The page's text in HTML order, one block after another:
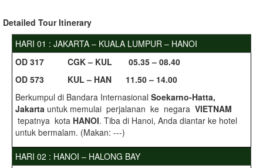
Detailed Tour Itinerary
HARI 01 : JAKARTA – KUALA LUMPUR – HANOI
OD 317 CGK – KUL 05.35 – 08.40
OD 573 KUL – HAN 11.50 – 14.00
Berkumpul di Bandara Internasional Soekarno-Hatta,
Jakarta untuk memulai perjalanan ke negara VIETNAM
tepatnya kota HANOI. Tiba di Hanoi, Anda diantar ke hotel
untuk bermalam. (Makan: ---)
HARI 02 : HANOI – HALONG BAY